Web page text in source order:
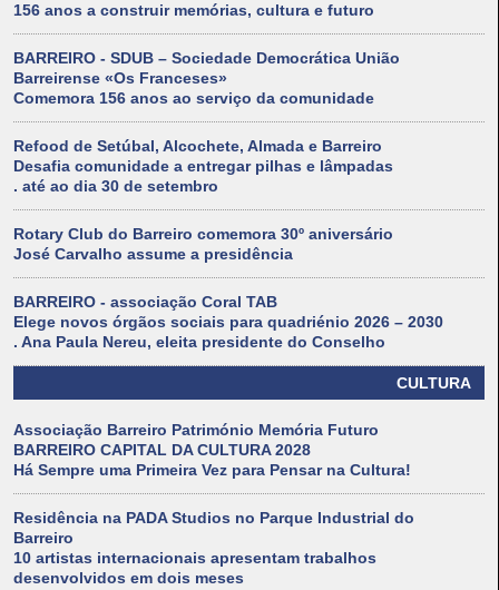
156 anos a construir memórias, cultura e futuro
BARREIRO - SDUB – Sociedade Democrática União
Barreirense «Os Franceses»
Comemora 156 anos ao serviço da comunidade
Refood de Setúbal, Alcochete, Almada e Barreiro
Desafia comunidade a entregar pilhas e lâmpadas
. até ao dia 30 de setembro
Rotary Club do Barreiro comemora 30º aniversário
José Carvalho assume a presidência
BARREIRO - associação Coral TAB
Elege novos órgãos sociais para quadriénio 2026 – 2030
. Ana Paula Nereu, eleita presidente do Conselho
CULTURA
Associação Barreiro Património Memória Futuro
BARREIRO CAPITAL DA CULTURA 2028
Há Sempre uma Primeira Vez para Pensar na Cultura!
Residência na PADA Studios no Parque Industrial do
Barreiro
10 artistas internacionais apresentam trabalhos
desenvolvidos em dois meses